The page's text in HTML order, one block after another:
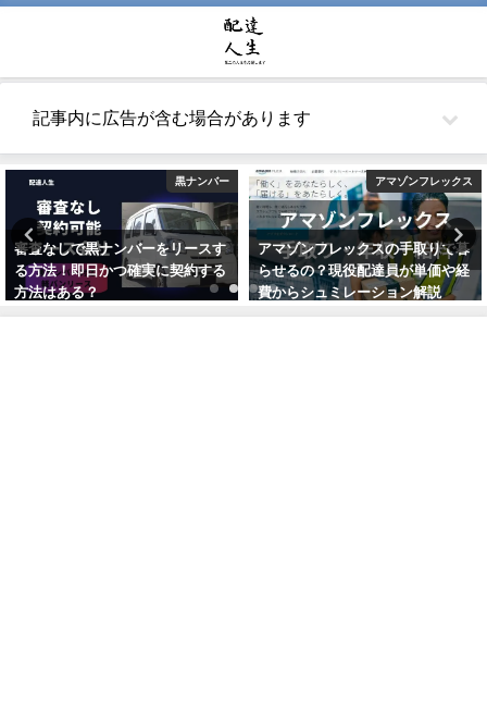
記事内に広告が含む場合があります
黒ナンバー
審査なしで黒ナンバーをリースす
る方法！即日かつ確実に契約する
方法はある？
アマゾンフレックス
アマゾンフレックスの手取りで暮
らせるの？現役配達員が単価や経
費からシュミレーション解説